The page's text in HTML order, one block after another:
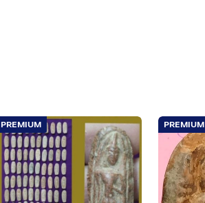
PREMIUM PREMIUM